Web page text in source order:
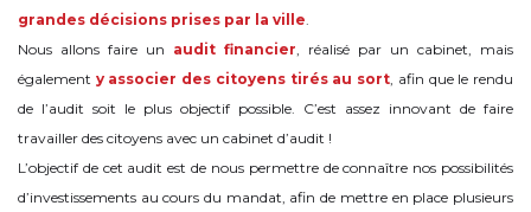
grandes décisions prises par la ville
Nous allons faire un audit financier , réalisé par un cabinet, mais
également y associer des citoyens tirés au sort , afin que le rendu
de l’audit soit le plus objectif possible. C’est assez innovant de faire
travailler des citoyens avec un cabinet d’audit !
L’objectif de cet audit est de nous permettre de connaître nos possibilités
d’investissements au cours du mandat, afin de mettre en place plusieurs